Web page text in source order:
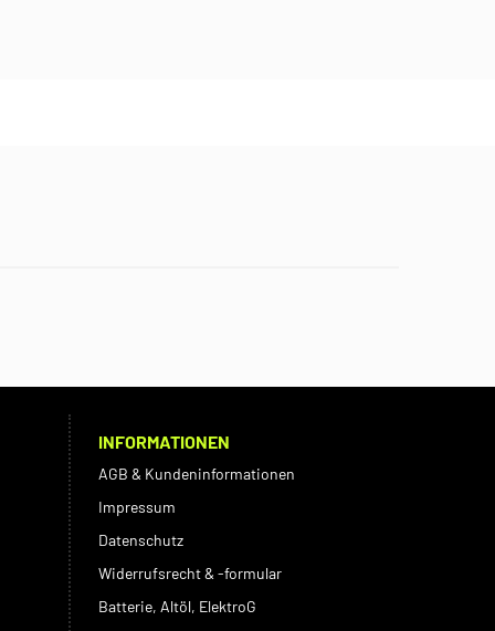
INFORMATIONEN
AGB & Kundeninformationen
Impressum
Datenschutz
Widerrufsrecht & -formular
Batterie, Altöl, ElektroG